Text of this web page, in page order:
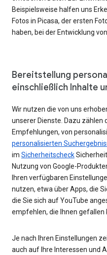
Beispielsweise halfen uns
Fotos in Picasa, der ersten
haben, bei der Entwicklung
Bereitstellung
einschließlich Inhalte
Wir nutzen die von uns
unserer Dienste. Dazu zählen
Empfehlungen, von
personalisierten
im Sicherheitscheck
Nutzung von Google-
Ihren verfügbaren
nutzen, etwa über Apps, die
die Sie sich auf YouTube
empfehlen, die Ihnen gefallen
Je nach Ihren Einstellungen
auch auf Ihre Interessen und